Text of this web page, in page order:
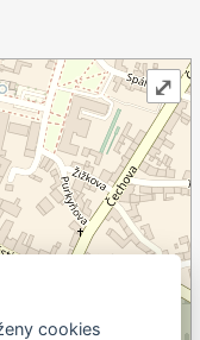
⤢
cookies